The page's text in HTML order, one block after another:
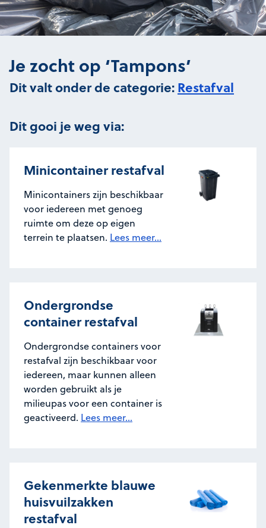
Je zocht op ‘Tampons’
Dit valt onder de categorie:Restafval
Dit gooi je weg via:
Minicontainer restafval
Minicontainers zijn beschikbaar
voor iedereen met genoeg
ruimte om deze op eigen
terrein te plaatsen. Lees meer...
Ondergrondse
container restafval
Ondergrondse containers voor
restafval zijn beschikbaar voor
iedereen, maar kunnen alleen
worden gebruikt als je
milieupas voor een container is
geactiveerd. Lees meer...
Gekenmerkte blauwe
huisvuilzakken
restafval